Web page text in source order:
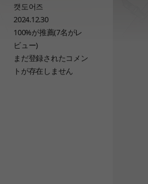
캣도어즈
2024.12.30
100%が推薦(7名がレ
ビュー)
まだ登録されたコメン
トが存在しません